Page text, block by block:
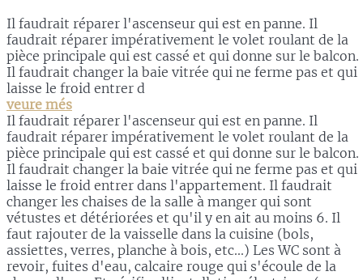
Il faudrait réparer l'ascenseur qui est en panne. Il
faudrait réparer impérativement le volet roulant de la
pièce principale qui est cassé et qui donne sur le balcon.
Il faudrait changer la baie vitrée qui ne ferme pas et qui
laisse le froid entrer d
veure més
Il faudrait réparer l'ascenseur qui est en panne. Il
faudrait réparer impérativement le volet roulant de la
pièce principale qui est cassé et qui donne sur le balcon.
Il faudrait changer la baie vitrée qui ne ferme pas et qui
laisse le froid entrer dans l'appartement. Il faudrait
changer les chaises de la salle à manger qui sont
vétustes et détériorées et qu'il y en ait au moins 6. Il
faut rajouter de la vaisselle dans la cuisine (bols,
assiettes, verres, planche à bois, etc...) Les WC sont à
revoir, fuites d'eau, calcaire rouge qui s'écoule de la